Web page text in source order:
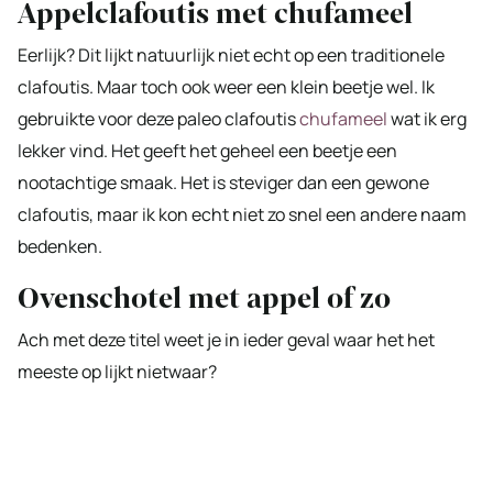
Appelclafoutis met chufameel
Eerlijk? Dit lijkt natuurlijk niet echt op een traditionele
clafoutis. Maar toch ook weer een klein beetje wel. Ik
gebruikte voor deze paleo clafoutischufameelwat ik erg
lekker vind. Het geeft het geheel een beetje een
nootachtige smaak. Het is steviger dan een gewone
clafoutis, maar ik kon echt niet zo snel een andere naam
bedenken.
Ovenschotel met appel of zo
Ach met deze titel weet je in ieder geval waar het het
meeste op lijkt nietwaar?